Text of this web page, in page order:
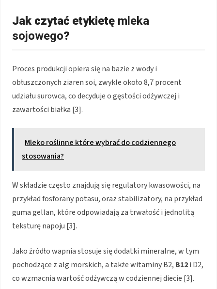
Jak czytać etykietę mleka
sojowego?
Proces produkcji opiera się na bazie z wody i
obłuszczonych ziaren soi, zwykle około 8,7 procent
udziału surowca, co decyduje o gęstości odżywczej i
zawartości białka [3].
Mleko roślinne które wybrać do codziennego
stosowania?
W składzie często znajdują się regulatory kwasowości, na
przykład fosforany potasu, oraz stabilizatory, na przykład
guma gellan, które odpowiadają za trwałość i jednolitą
teksturę napoju [3].
Jako źródło wapnia stosuje się dodatki mineralne, w tym
pochodzące z alg morskich, a także witaminy B2, B12i D2,
co wzmacnia wartość odżywczą w codziennej diecie [3].